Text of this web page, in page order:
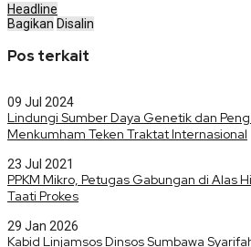
Headline
Bagikan Disalin
Pos terkait
09 Jul 2024
Lindungi Sumber Daya Genetik dan
Menkumham Teken Traktat Internasional
23 Jul 2021
PPKM Mikro, Petugas Gabungan di Alas
Taati Prokes
29 Jan 2026
Kabid Linjamsos Dinsos Sumbawa